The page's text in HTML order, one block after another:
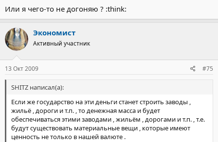
Или я чего-то не догоняю ? :think:
Экономист
Активный участник
13 Окт 2009 #75
SHITZ написал(а):
Если же государство на эти деньги станет строить заводы ,
жильё , дороги и т.п. , то денежная масса и будет
обеспечиваться этими заводами , жильём , дорогами и т.п. , т.е.
будут существовать материальные вещи , которые имеют
ценность не только в нашей валюте .